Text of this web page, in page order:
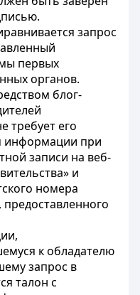
запрос
первых
органов.
блог-
требует его
информации при
записи на веб-
и
номера
к обладателю
запрос в
талон с